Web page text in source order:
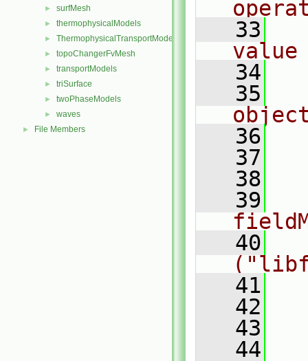
► surfMesh
► thermophysicalModels
► ThermophysicalTransportModels
► topoChangerFvMesh
► transportModels
► triSurface
► twoPhaseModels
► waves
► File Members
   33
   34
   35
   36
   37
   38
   39
   40
   41
   42
   43
   44